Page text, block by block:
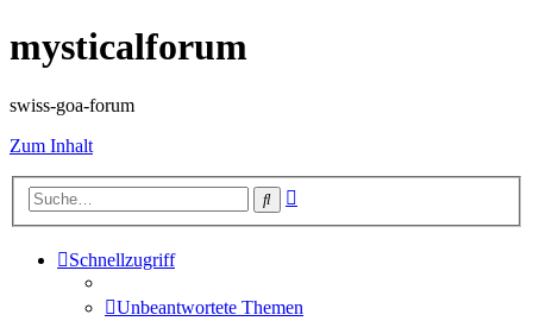
mysticalforum
swiss-goa-forum
Zum Inhalt
Suche
Schnellzugriff
Unbeantwortete Themen